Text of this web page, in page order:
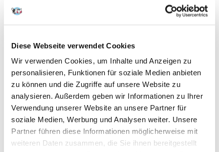
Diese Webseite verwendet Cookies
Wir verwenden Cookies, um Inhalte und Anzeigen zu
personalisieren, Funktionen für soziale Medien anbieten
zu können und die Zugriffe auf unsere Website zu
analysieren. Außerdem geben wir Informationen zu Ihrer
Verwendung unserer Website an unsere Partner für
soziale Medien, Werbung und Analysen weiter. Unsere
Partner führen diese Informationen möglicherweise mit
weiteren Daten zusammen, die Sie ihnen bereitgestellt
Produktbeschreibung
Zusammensetzung
Kanarienvogel, Raps, schwarzer Raps, Hafer, Leinsamen, Hanf.
Fütterungsempfehlungen:
Der tägliche Bedarf von Kanarienvögeln kann je nach Alter und Art
variieren. Es wird empfohlen, in der Anfangsphase und nach einiger Zeit
große Futterportionen zu füttern, um die angemessene Tagesdosis zu
ermitteln.
Ersetzen Sie nicht gefressenes Futter täglich und sorgen Sie für Zugang
zu frischem Wasser zum Trinken.